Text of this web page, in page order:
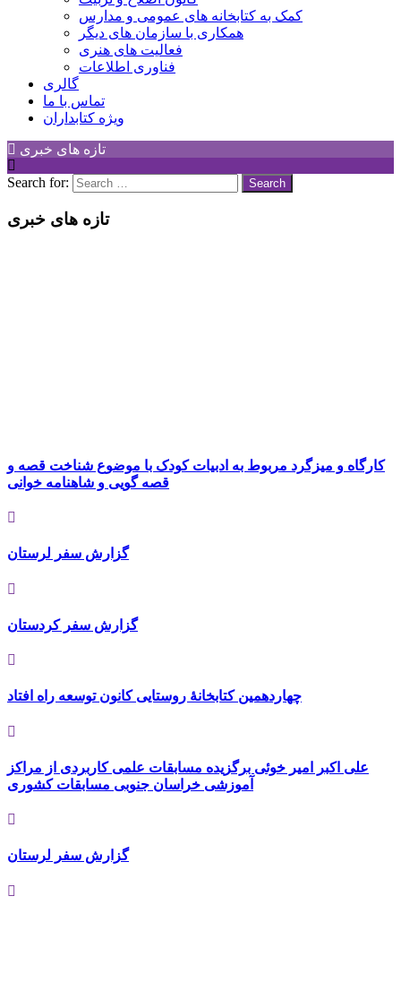
کمک به کتابخانه های عمومی و مدارس
همکاری با سازمان های دیگر
فعالیت های هنری
فناوری اطلاعات
گالری
تماس با ما
ویژه کتابداران
تازه های خبری
Search for:
تازه های خبری
کارگاه و میزگرد مربوط به ادبیات کودک با موضوع شناخت قصه و
قصه گویی و شاهنامه خوانی
گزارش سفر لرستان
گزارش سفر کردستان
چهاردهمین کتابخانۀ روستایی کانون توسعه راه افتاد
علی اکبر امیر خوئی برگزیده مسابقات علمی کاربردی از مراکز
آموزشی خراسان جنوبی مسابقات کشوری
گزارش سفر لرستان